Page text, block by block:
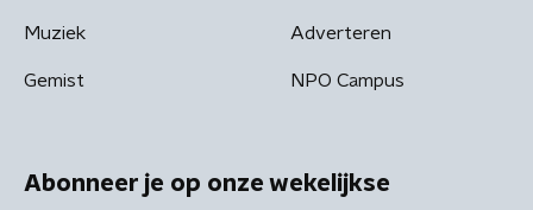
Muziek
Gemist
Adverteren
NPO Campus
Abonneer je op onze wekelijkse